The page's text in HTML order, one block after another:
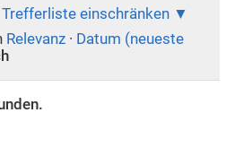
Trefferliste einschränken
Relevanz · Datum (neueste